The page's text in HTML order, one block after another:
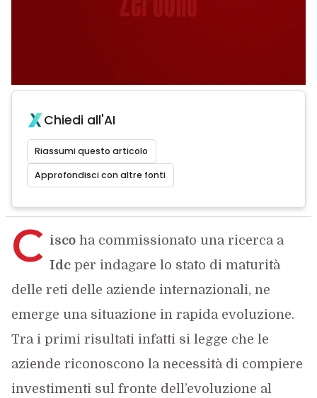
Chiedi all'AI
Riassumi questo articolo
Approfondisci con altre fonti
C iscoha commissionato una ricerca a
Idcper indagare lo stato di maturità
delle reti delle aziende internazionali, ne
emerge una situazione in rapida evoluzione.
Tra i primi risultati infatti si legge che le
aziende riconoscono la necessità di compiere
investimenti sul fronte dell’evoluzione al